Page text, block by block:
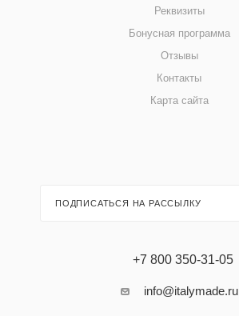
Реквизиты
Бонусная программа
Отзывы
Контакты
Карта сайта
ПОДПИСАТЬСЯ НА РАССЫЛКУ
+7 800 350-31-05
info@italymade.ru